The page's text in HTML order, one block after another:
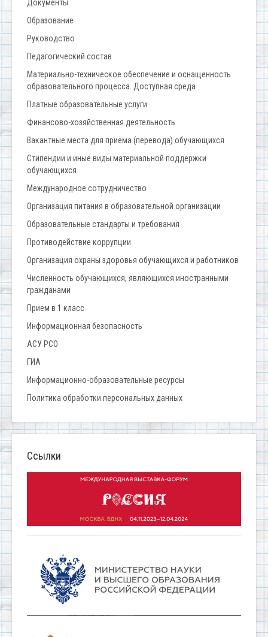
Документы
Образование
Руководство
Педагогический состав
Материально-техническое обеспечение и оснащенность
образовательного процесса. Доступная среда
Платные образовательные услуги
Финансово-хозяйственная деятельность
Вакантные места для приёма (перевода) обучающихся
Стипендии и иные виды материальной поддержки
обучающихся
Международное сотрудничество
Организация питания в образовательной организации
Образовательные стандарты и требования
Противодействие коррупции
Организация охраны здоровья обучающихся и работников
Численность обучающихся, являющихся иностранными
гражданами
Прием в 1 класс
Информационная безопасность
АСУ РСО
ГИА
Информационно-образовательные ресурсы
Политика обработки персональных данных
Ссылки